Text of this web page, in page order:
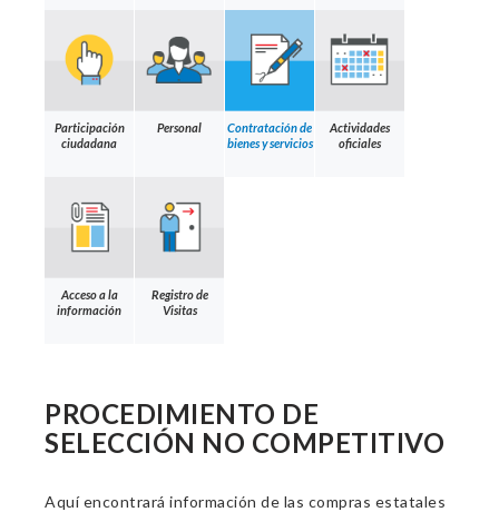
Participación
ciudadana
Personal
Contratación de
bienes y servicios
Actividades
oficiales
Acceso a la
información
Registro de
Visitas
PROCEDIMIENTO DE
SELECCIÓN NO COMPETITIVO
Aquí encontrará información de las compras estatales